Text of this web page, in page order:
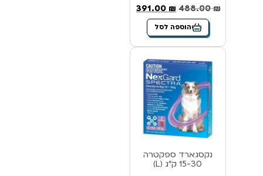
488.00₪
391.00 ₪
הוספה לסל
נקסגארד ספקטרה
15-30 ק”ג (L)